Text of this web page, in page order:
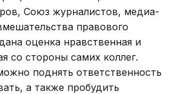
Союз журналистов, медиа-
правового
оценка нравственная и
со стороны самих коллег.
поднять ответственность
а также пробудить